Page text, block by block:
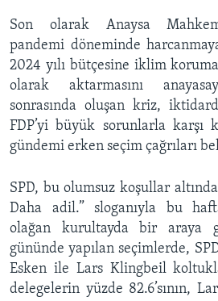
Son olarak Anaysa
pandemi döneminde
2024 yılı bütçesine iklim
olarak aktarmasını
sonrasında oluşan kriz,
FDP’yi büyük sorunlarla karşı
gündemi erken seçim çağrıları
SPD, bu olumsuz koşullar
Daha adil.” sloganıyla bu
olağan kurultayda bir araya
gününde yapılan seçimlerde,
Esken ile Lars Klingbeil
delegelerin yüzde 82.6’sının,